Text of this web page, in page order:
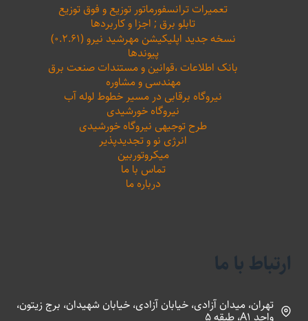
تعمیرات ترانسفورماتور توزیع و فوق توزیع
تابلو برق ; اجزا و کاربردها
نسخه جدید اپلیکیشن مهرشید نیرو (۰.۲.۶۱)
پیوندها
بانک اطلاعات ،‌قوانین و مستندات صنعت برق
مهندسی و مشاوره
نیروگاه برقابی در مسیر خطوط لوله آب
نیروگاه خورشیدی
طرح توجیهی نیروگاه خورشیدی
انرژی نو و تجدیدپذیر
میکروتوربین
تماس با ما
درباره ما
ارتباط با ما
تهران، میدان آزادی، خیابان آزادی، خیابان شهیدان، برج زیتون،
واحد A1، طبقه 5